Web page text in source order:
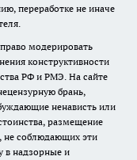
переработке не иначе
модерировать
конструктивности
РФ и РМЭ. На сайте
брань,
ненависть или
размещение
не соблюдающих эти
в надзорные и